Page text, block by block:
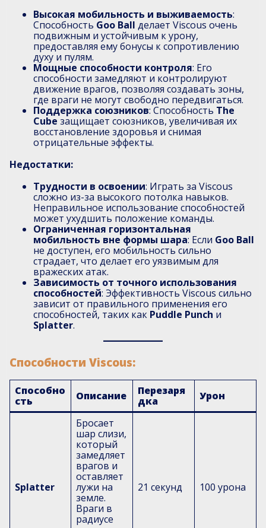
Высокая мобильность и выживаемость:
Способность Goo Ball делает Viscous очень
подвижным и устойчивым к урону,
предоставляя ему бонусы к сопротивлению
духу и пулям.
Мощные способности контроля: Его
способности замедляют и контролируют
движение врагов, позволяя создавать зоны,
где враги не могут свободно передвигаться.
Поддержка союзников: Способность The
Cube защищает союзников, увеличивая их
восстановление здоровья и снимая
отрицательные эффекты.
Недостатки:
Трудности в освоении: Играть за Viscous
сложно из-за высокого потолка навыков.
Неправильное использование способностей
может ухудшить положение команды.
Ограниченная горизонтальная
мобильность вне формы шара: Если Goo Ball
не доступен, его мобильность сильно
страдает, что делает его уязвимым для
вражеских атак.
Зависимость от точного использования
способностей: Эффективность Viscous сильно
зависит от правильного применения его
способностей, таких как Puddle Punch и
Splatter.
Способности Viscous:
Способно
сть
Описание
Перезаря
дка
Урон
Splatter
Бросает
шар слизи,
который
замедляет
врагов и
оставляет
лужи на
земле.
Враги в
радиусе
21 секунд 100 урона